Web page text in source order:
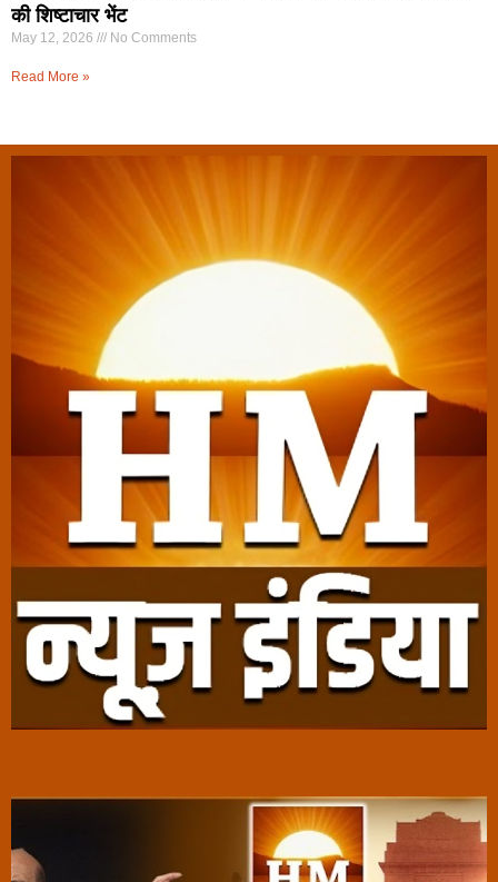
की शिष्टाचार भेंट
May 12, 2026 No Comments
Read More »